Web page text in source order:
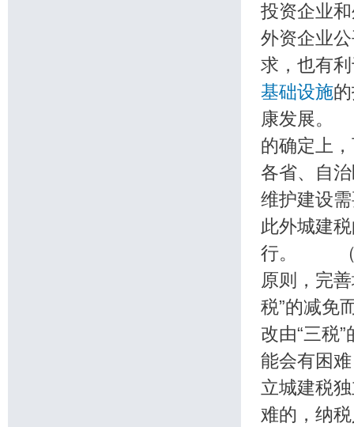
投资企业
外资企业
求，也有
基础设施
康发展。
的确定上
各省、自
维护建设
此外城建
行。 （五
原则，完
税”的减免
改由“三税
能会有困
立城建税
难的，纳